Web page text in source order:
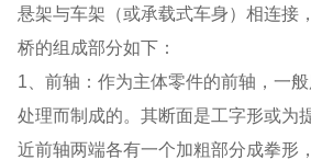
悬架与车架（或承载式车身）相连接
桥的组成部分如下：
1、前轴：作为主体零件的前轴，一
处理而制成的。其断面是工字形或为
近前轴两端各有一个加粗部分成拳形